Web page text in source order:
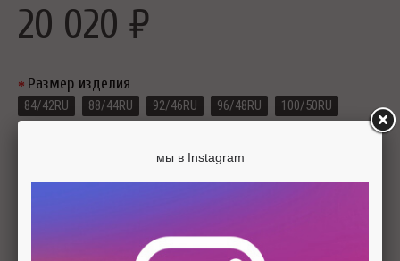
20 020 ₽
Размер изделия
84/42RU 88/44RU 92/46RU 96/48RU
100/50RU
мы в Instagram